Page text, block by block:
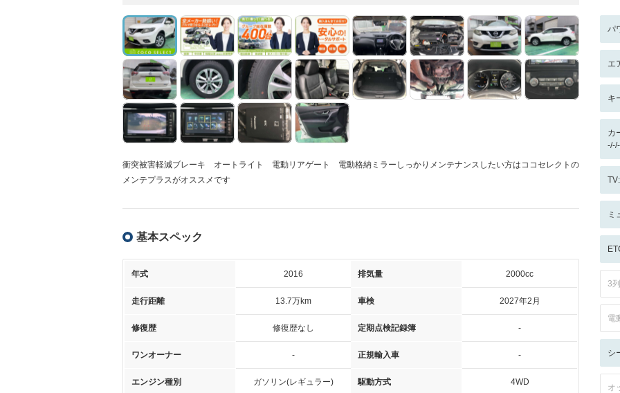
衝突被害軽減ブレーキ オートライト 電動リアゲート 電動格納ミラーしっかりメンテナンスしたい方はココセレクトの
メンテプラスがオススメです
基本スペック
年式 2016 排気量 2000cc
走行距離 13.7万km 車検 2027年2月
修復歴 修復歴なし 定期点検記録簿 -
ワンオーナー - 正規輸入車 -
エンジン種別 ガソリン(レギュラー) 駆動方式 4WD
パ
エ
キ
カ
ミ
3
電
シ
オ